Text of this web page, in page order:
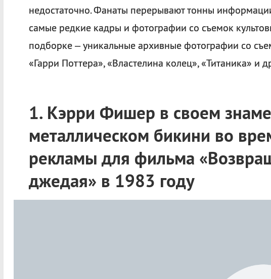
недостаточно. Фанаты перерывают тонны
самые редкие кадры и фотографии со съемок
подборке – уникальные архивные фотографии со
«Гарри Поттера», «Властелина колец», «Титаника» и
1. Кэрри Фишер в своем
металлическом бикини во
рекламы для фильма
джедая» в 1983 году